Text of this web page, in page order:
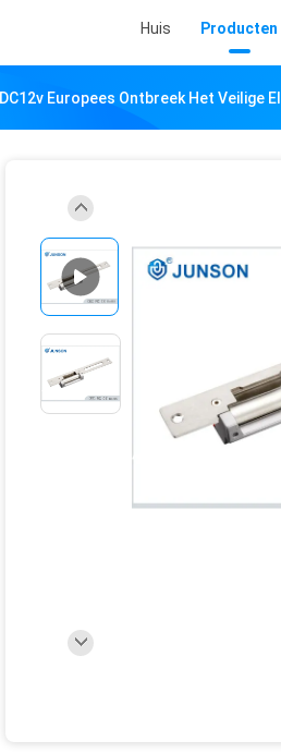
Huis Producten
DC12v Europees Ontbreek Het Veilige